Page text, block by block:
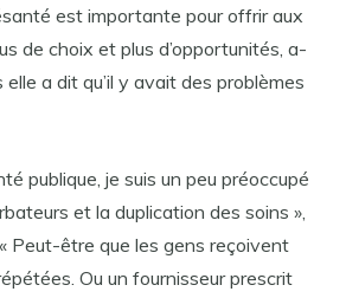
est importante pour offrir aux
de choix et plus d’opportunités, a-
a dit qu’il y avait des problèmes
publique, je suis un peu préoccupé
et la duplication des soins »,
Peut-être que les gens reçoivent
Ou un fournisseur prescrit